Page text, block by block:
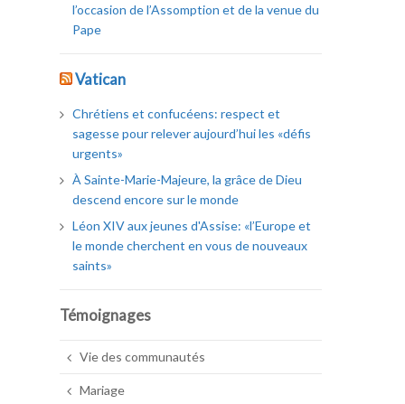
l’occasion de l’Assomption et de la venue du
Pape
Vatican
Chrétiens et confucéens: respect et
sagesse pour relever aujourd’hui les «défis
urgents»
À Sainte-Marie-Majeure, la grâce de Dieu
descend encore sur le monde
Léon XIV aux jeunes d'Assise: «l’Europe et
le monde cherchent en vous de nouveaux
saints»
Témoignages
Vie des communautés
Mariage